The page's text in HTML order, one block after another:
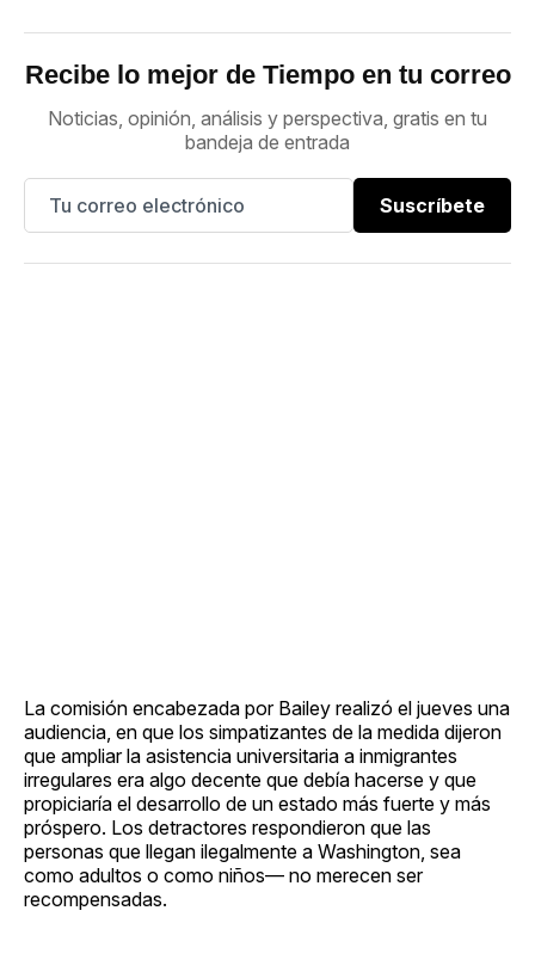
Recibe lo mejor de Tiempo en tu correo
Noticias, opinión, análisis y perspectiva, gratis en tu
bandeja de entrada
Suscríbete
La comisión encabezada por Bailey realizó el jueves una
audiencia, en que los simpatizantes de la medida dijeron
que ampliar la asistencia universitaria a inmigrantes
irregulares era algo decente que debía hacerse y que
propiciaría el desarrollo de un estado más fuerte y más
próspero. Los detractores respondieron que las
personas que llegan ilegalmente a Washington, sea
como adultos o como niños— no merecen ser
recompensadas.